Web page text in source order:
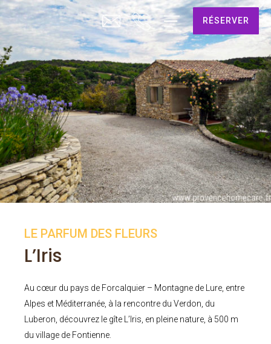
RÉSERVER
LE PARFUM DES FLEURS
L’Iris
Au cœur du pays de Forcalquier – Montagne de Lure, entre
Alpes et Méditerranée, à la rencontre du Verdon, du
Luberon, découvrez le gîte L’Iris, en pleine nature, à 500 m
du village de Fontienne.